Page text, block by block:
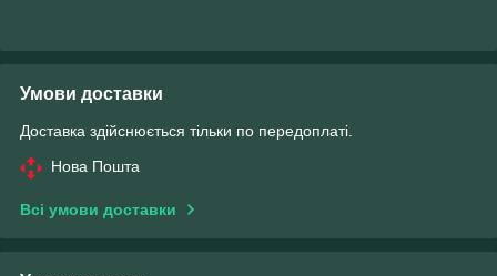
Умови доставки
Доставка здійснюється тільки по передоплаті.
Нова Пошта
Всі умови доставки